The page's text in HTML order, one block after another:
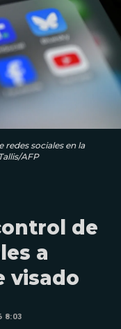
redes sociales en la
AFP
de
a
visado
8:03